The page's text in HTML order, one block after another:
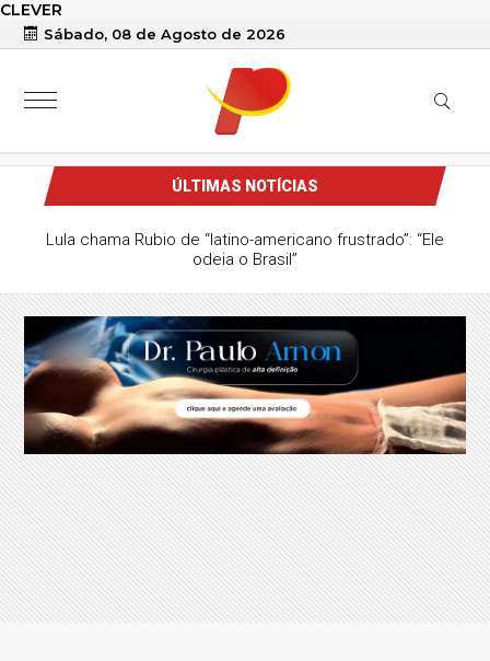
CLEVER
Sábado, 08 de Agosto de 2026
ÚLTIMAS NOTÍCIAS
Lula chama Rubio de “latino-americano frustrado”: “Ele
odeia o Brasil”